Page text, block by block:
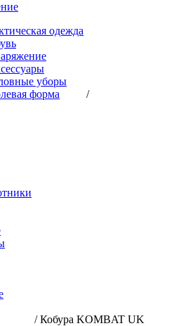
одежда
уборы
форма
/
/Кобура KOMBAT UK